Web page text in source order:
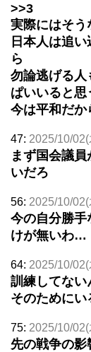
>>3
実際にはそう
日本人は追
ら
勿論逃げる人
ぱいいると思
今は平和だか
47: 2025/10/
まず国会議
いだろ
56: 2025/10/
今の自分勝手
けが無いわ…
64: 2025/10/
訓練してない
そのためにい
75: 2025/10/
先の戦争の